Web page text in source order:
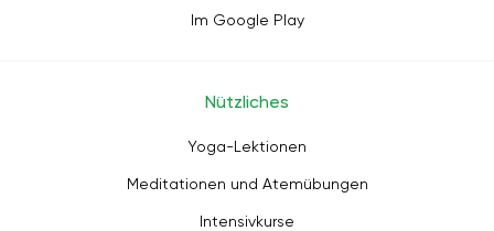
Im Google Play
Nützliches
Yoga-Lektionen
Meditationen und Atemübungen
Intensivkurse